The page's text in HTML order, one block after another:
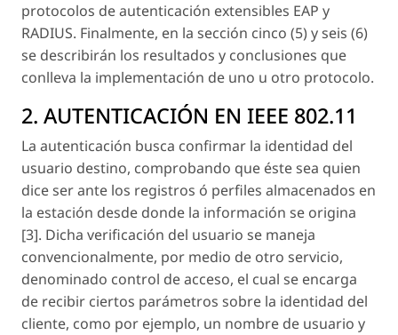
protocolos de autenticación extensibles EAP y
RADIUS. Finalmente, en la sección cinco (5) y seis (6)
se describirán los resultados y conclusiones que
conlleva la implementación de uno u otro protocolo.
2. AUTENTICACIÓN EN IEEE 802.11
La autenticación busca confirmar la identidad del
usuario destino, comprobando que éste sea quien
dice ser ante los registros ó perfiles almacenados en
la estación desde donde la información se origina
[3]. Dicha verificación del usuario se maneja
convencionalmente, por medio de otro servicio,
denominado control de acceso, el cual se encarga
de recibir ciertos parámetros sobre la identidad del
cliente, como por ejemplo, un nombre de usuario y